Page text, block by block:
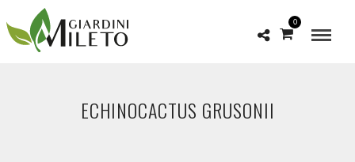
0
ECHINOCACTUS GRUSONII